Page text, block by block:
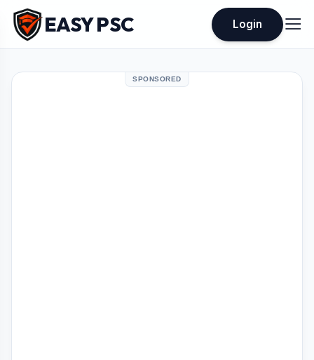
EASY PSC Login
SPONSORED